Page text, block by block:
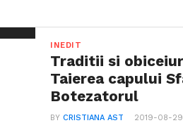
INEDIT
Traditii si
Taierea capului
Botezatorul
BYCRISTIANA AST 2019-08-